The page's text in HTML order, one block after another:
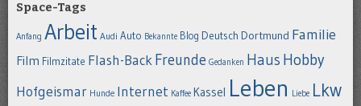
Space-Tags
Anfang Arbeit Audi Auto Bekannte Blog Deutsch Dortmund Familie
Film Filmzitate Flash-BackFreunde Gedanken Haus Hobby
Hofgeismar Hunde Internet Kaffee Kassel Leben Liebe Lkw